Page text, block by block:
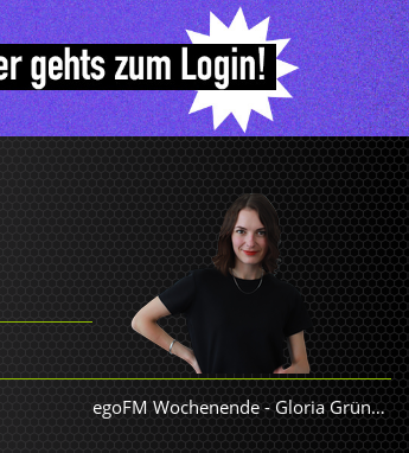
egoFM Wochenende-Gloria Grünwald